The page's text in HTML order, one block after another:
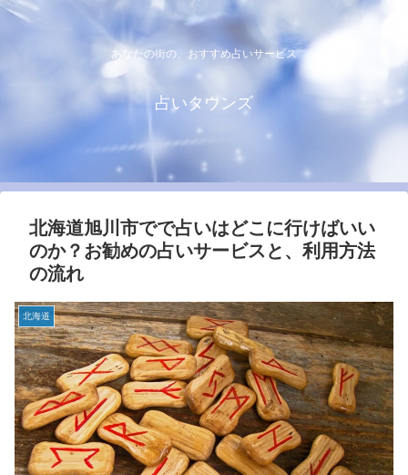
あなたの街の、おすすめ占いサービス
占いタウンズ
北海道旭川市でで占いはどこに行けばいい
のか？お勧めの占いサービスと、利用方法
の流れ
北海道